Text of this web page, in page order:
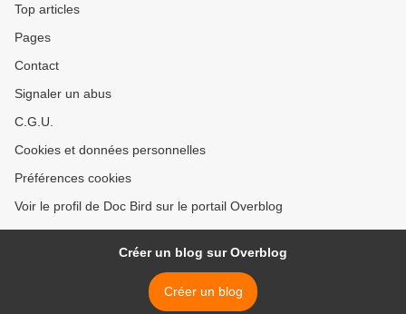
Top articles
Pages
Contact
Signaler un abus
C.G.U.
Cookies et données personnelles
Préférences cookies
Voir le profil de Doc Bird sur le portail Overblog
Créer un blog sur Overblog
Créer un blog